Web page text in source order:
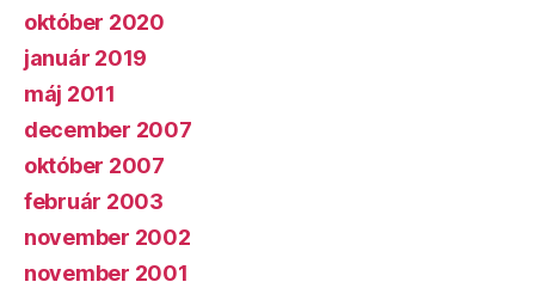
október 2020
január 2019
máj 2011
december 2007
október 2007
február 2003
november 2002
november 2001